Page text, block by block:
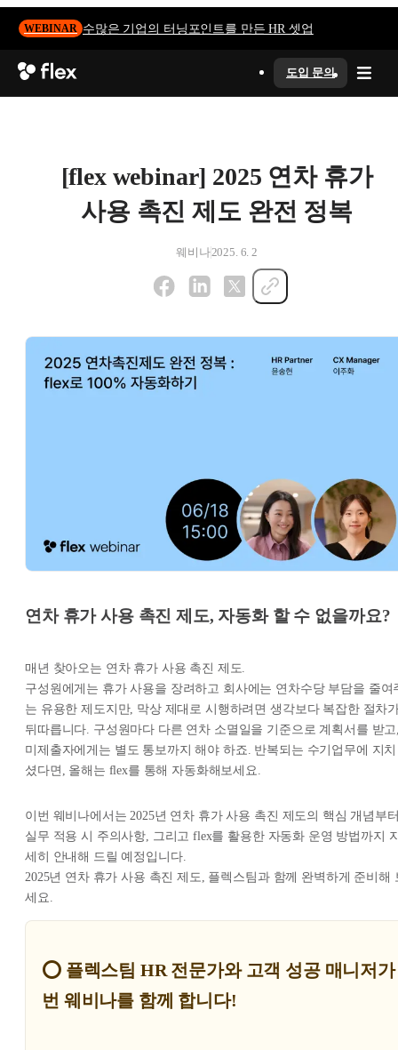
WEBINAR 수많은 기업의 터닝포인트를 만든 HR 셋업
도입 문의
[flex webinar] 2025 연차 휴가
사용 촉진 제도 완전 정복
웨비나2025. 6. 2
연차 휴가 사용 촉진 제도, 자동화 할 수 없을까요?
매년 찾아오는 연차 휴가 사용 촉진 제도.
구성원에게는 휴가 사용을 장려하고 회사에는 연차수당 부담을 줄여
는 유용한 제도지만, 막상 제대로 시행하려면 생각보다 복잡한 절차
뒤따릅니다. 구성원마다 다른 연차 소멸일을 기준으로 계획서를 받
미제출자에게는 별도 통보까지 해야 하죠. 반복되는 수기업무에 지치
셨다면, 올해는 flex를 통해 자동화해보세요.
이번 웨비나에서는 2025년 연차 휴가 사용 촉진 제도의 핵심 개념부
실무 적용 시 주의사항, 그리고 flex를 활용한 자동화 운영 방법까지
세히 안내해 드릴 예정입니다.
2025년 연차 휴가 사용 촉진 제도, 플렉스팀과 함께 완벽하게 준비해
세요.
⭕ 플렉스팀 HR 전문가와 고객 성공 매니저
번 웨비나를 함께 합니다!